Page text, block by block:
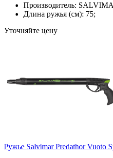
Производитель:
Длина ружья (см): 75;
Уточняйте цену
Ружье Salvimar Predathor Vuoto